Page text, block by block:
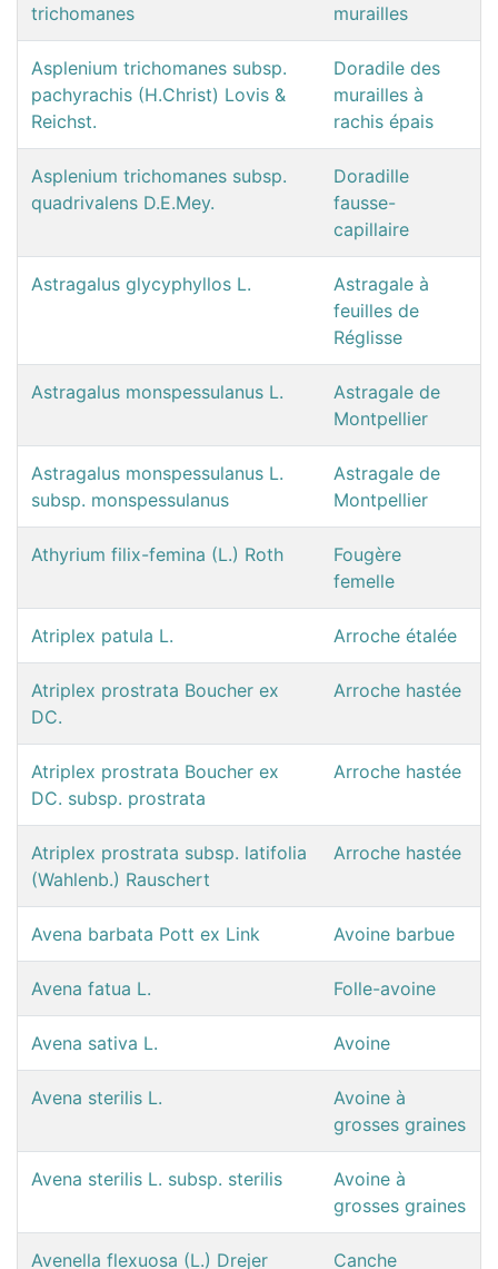
trichomanes
murailles
Asplenium trichomanes subsp.
pachyrachis (H.Christ) Lovis &
Reichst.
Doradile des
murailles à
rachis épais
Asplenium trichomanes subsp.
quadrivalens D.E.Mey.
Doradille
fausse-
capillaire
Astragalus glycyphyllos L.
Astragale à
feuilles de
Réglisse
Astragalus monspessulanus L.
Astragale de
Montpellier
Astragalus monspessulanus L.
subsp. monspessulanus
Astragale de
Montpellier
Athyrium filix-femina (L.) Roth
Fougère
femelle
Atriplex patula L. Arroche étalée
Atriplex prostrata Boucher ex
DC.
Arroche hastée
Atriplex prostrata Boucher ex
DC. subsp. prostrata
Arroche hastée
Atriplex prostrata subsp. latifolia
(Wahlenb.) Rauschert
Arroche hastée
Avena barbata Pott ex Link Avoine barbue
Avena fatua L. Folle-avoine
Avena sativa L. Avoine
Avena sterilis L.
Avoine à
grosses graines
Avena sterilis L. subsp. sterilis
Avoine à
grosses graines
Avenella flexuosa (L.) Drejer Canche